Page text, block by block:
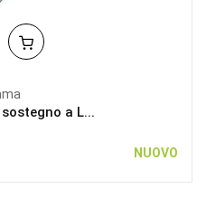
a L...
NUOVO